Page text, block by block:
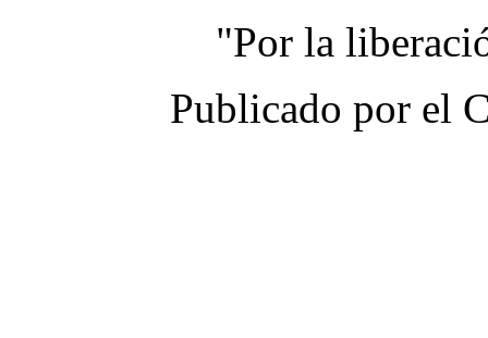
"Por la
Publicado por el